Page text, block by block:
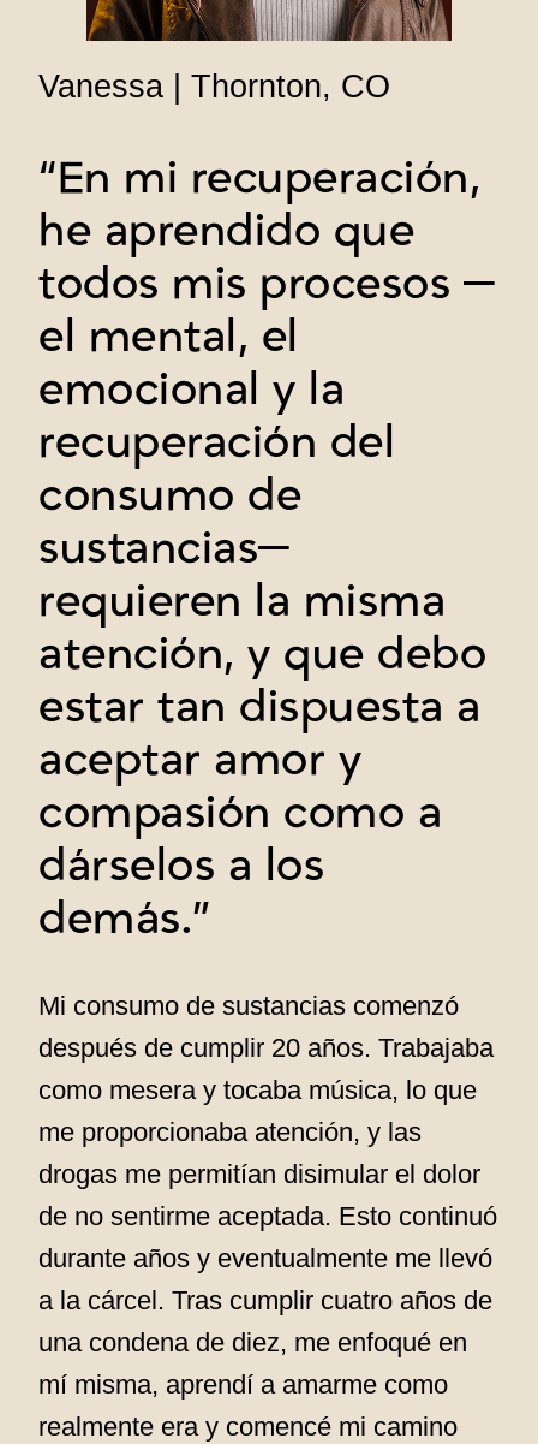
Vanessa | Thornton, CO
“En mi recuperación,
he aprendido que
todos mis procesos —
el mental, el
emocional y la
recuperación del
consumo de
sustancias—
requieren la misma
atención, y que debo
estar tan dispuesta a
aceptar amor y
compasión como a
dárselos a los
demás.”
Mi consumo de sustancias comenzó
después de cumplir 20 años. Trabajaba
como mesera y tocaba música, lo que
me proporcionaba atención, y las
drogas me permitían disimular el dolor
de no sentirme aceptada. Esto continuó
durante años y eventualmente me llevó
a la cárcel. Tras cumplir cuatro años de
una condena de diez, me enfoqué en
mí misma, aprendí a amarme como
realmente era y comencé mi camino